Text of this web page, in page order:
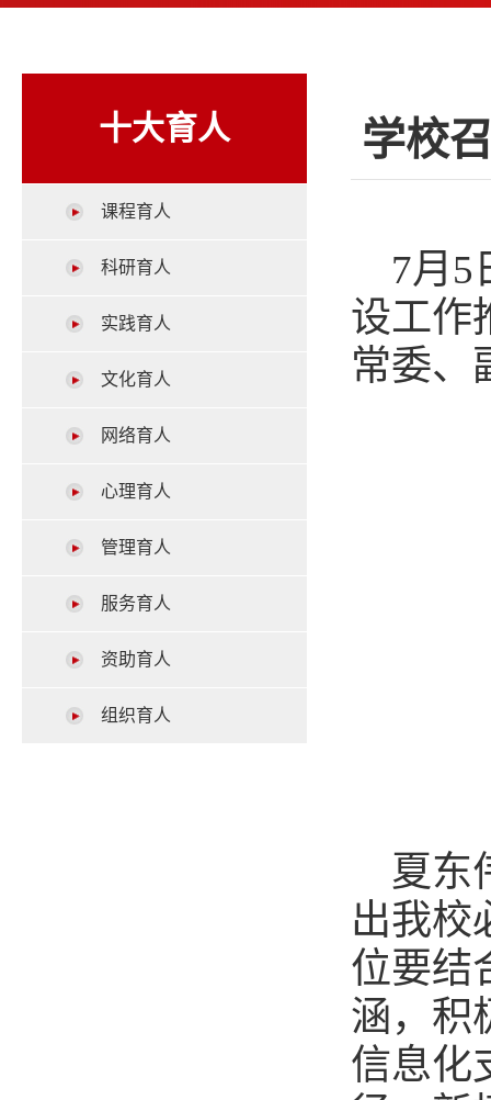
十大育人
课程育人
科研育人
实践育人
文化育人
网络育人
心理育人
管理育人
服务育人
资助育人
组织育人
学校
7月5
设工作
常委、
夏东
出我校
位要结
涵，积
信息化